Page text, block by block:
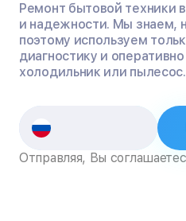
Ремонт бытовой техники
и надежности. Мы знаем,
поэтому используем
диагностику и
холодильник или
Отправляя, Вы